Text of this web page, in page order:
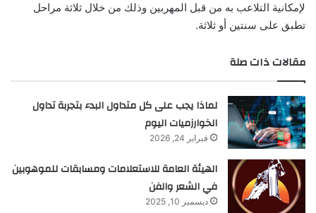
لإمكانية التلاعب به من قبل المهربين وذلك من خلال ثلاثة مراحل
تطبق على سنتين أو ثلاثة.
مقالات ذات صلة
لماذا يجب على كل متداول البدء بتجربة تداول
الخوارزميات اليوم
فبراير 24, 2026
الهيئة العامة للاستعلامات ومسابقات للموهوبين
في الشعر والفن
ديسمبر 10, 2025